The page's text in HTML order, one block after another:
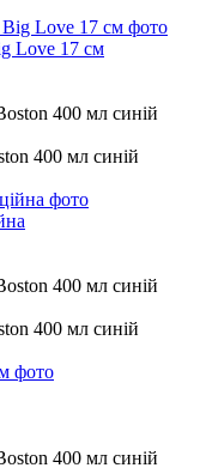
Love 17 см
400 мл синій
400 мл синій